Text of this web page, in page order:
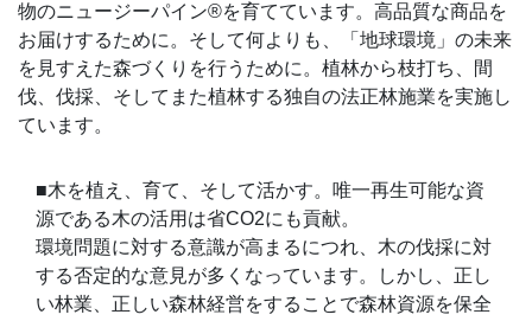
物のニュージーパイン®️を育てています。高品質な商品を
お届けするために。そして何よりも、「地球環境」の未来
を見すえた森づくりを行うために。植林から枝打ち、間
伐、伐採、そしてまた植林する独自の法正林施業を実施し
ています。
■木を植え、育て、そして活かす。唯一再生可能な資
源である木の活用は省CO2にも貢献。
環境問題に対する意識が高まるにつれ、木の伐採に対
する否定的な意見が多くなっています。しかし、正し
い林業、正しい森林経営をすることで森林資源を保全